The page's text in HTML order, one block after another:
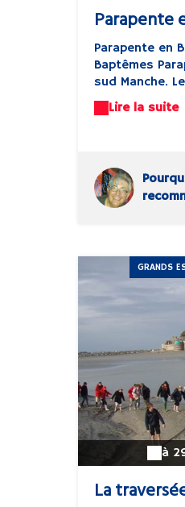
Parapente
Parapente en
Baptêmes
sud Manche.
Champeaux,
le PLAISIR DE
Lire la suite
GRANDS
à
La